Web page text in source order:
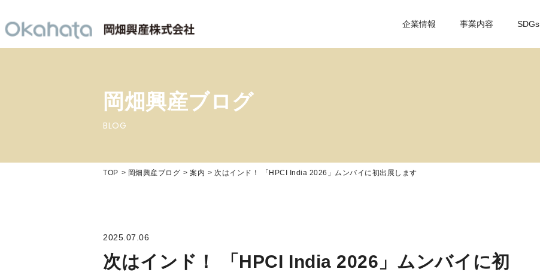
企業情報 事業内容 SDGs
岡畑興産ブログ
BLOG
TOP 岡畑興産ブログ 案内 次はインド！ 「HPCI India 2026」ムンバイに初出展します
2025.07.06
次はインド！ 「HPCI India 2026」ムンバイに初